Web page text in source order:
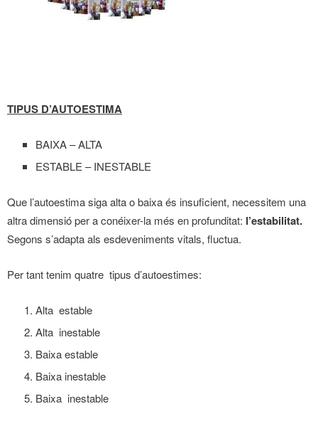
TIPUS D’AUTOESTIMA
BAIXA – ALTA
ESTABLE – INESTABLE
Que l’autoestima siga alta o baixa és insuficient, necessitem una
altra dimensió per a conéixer-la més en profunditat: l’estabilitat.
Segons s’adapta als esdeveniments vitals, fluctua.
Per tant tenim quatre tipus d’autoestimes:
Alta estable
Alta inestable
Baixa estable
Baixa inestable
Baixa inestable